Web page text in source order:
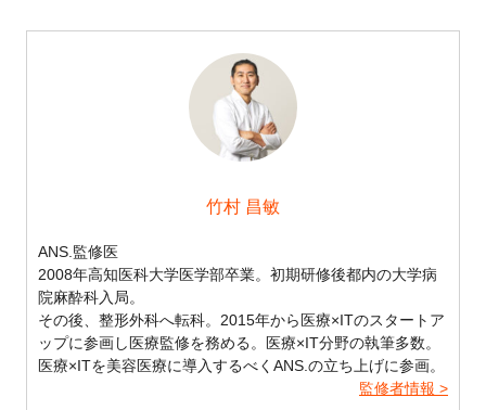
竹村 昌敏
ANS.監修医
2008年高知医科大学医学部卒業。初期研修後都内の大学病
院麻酔科入局。
その後、整形外科へ転科。2015年から医療×ITのスタートア
ップに参画し医療監修を務める。医療×IT分野の執筆多数。
医療×ITを美容医療に導入するべくANS.の立ち上げに参画。
監修者情報 >